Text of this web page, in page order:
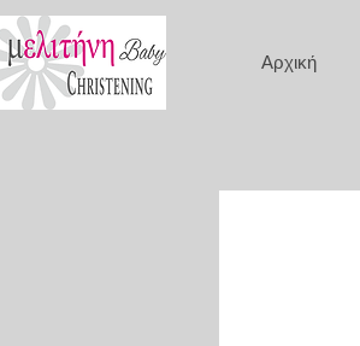
Αρχική